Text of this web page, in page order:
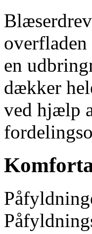
overfladen
en
dækker
ved hjælp